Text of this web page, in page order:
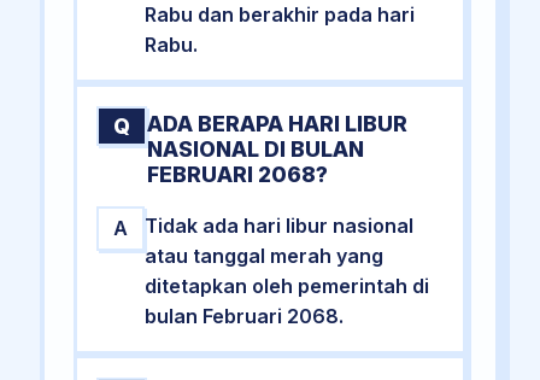
Rabu dan berakhir pada hari
Rabu.
Q
ADA BERAPA HARI LIBUR
NASIONAL DI BULAN
FEBRUARI 2068?
A
Tidak ada hari libur nasional
atau tanggal merah yang
ditetapkan oleh pemerintah di
bulan Februari 2068.